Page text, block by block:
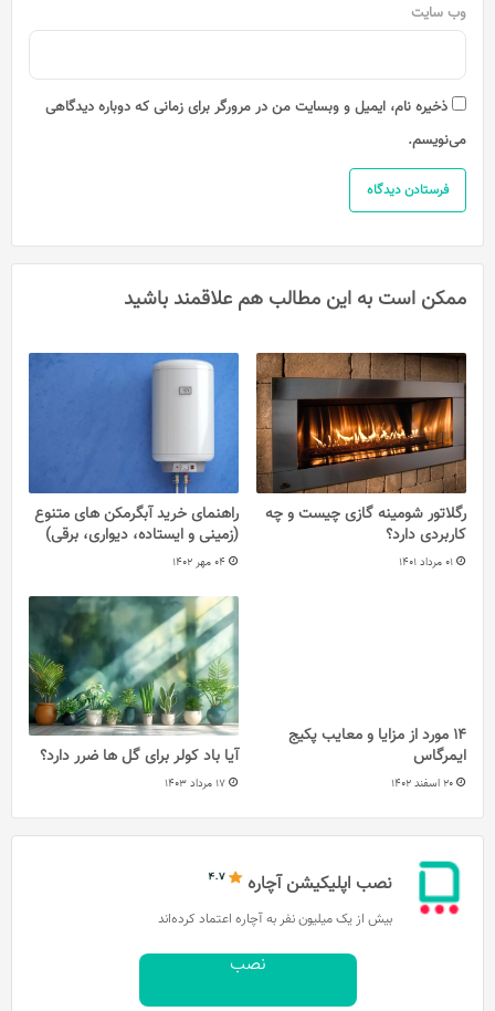
وب‌ سایت
ذخیره نام، ایمیل و وبسایت من در مرورگر برای زمانی که دوباره دیدگاهی
می‌نویسم.
ممکن است به این مطالب هم علاقمند باشید
رگلاتور شومینه گازی چیست و چه
کاربردی دارد؟
01 مرداد 1401
راهنمای خرید آبگرمکن های متنوع
(زمینی و ایستاده، دیواری، برقی)
04 مهر 1402
14 مورد از مزایا و معایب پکیج
ایمرگاس
20 اسفند 1402
آیا باد کولر برای گل ها ضرر دارد؟
17 مرداد 1403
نصب اپلیکیشن آچاره
بیش از یک میلیون نفر به آچاره اعتماد کرده‌اند
نصب